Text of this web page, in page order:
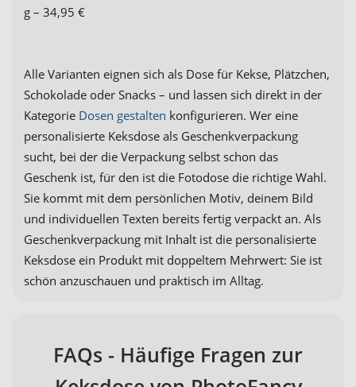
g – 34,95 €
Alle Varianten eignen sich als Dose für Kekse, Plätzchen,
Schokolade oder Snacks – und lassen sich direkt in der
Kategorie Dosen gestalten konfigurieren. Wer eine
personalisierte Keksdose als Geschenkverpackung
sucht, bei der die Verpackung selbst schon das
Geschenk ist, für den ist die Fotodose die richtige Wahl.
Sie kommt mit dem persönlichen Motiv, deinem Bild
und individuellen Texten bereits fertig verpackt an. Als
Geschenkverpackung mit Inhalt ist die personalisierte
Keksdose ein Produkt mit doppeltem Mehrwert: Sie ist
schön anzuschauen und praktisch im Alltag.
FAQs - Häufige Fragen zur